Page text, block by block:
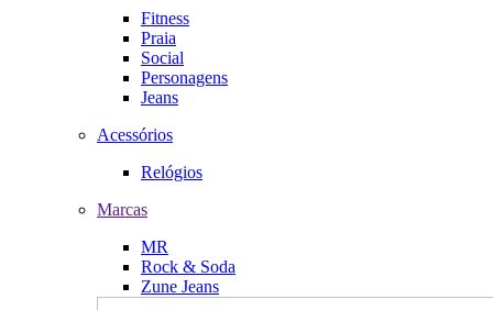
Fitness
Praia
Social
Personagens
Jeans
Acessórios
Relógios
Marcas
MR
Rock & Soda
Zune Jeans